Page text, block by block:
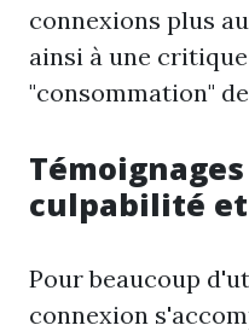
connexions plus
ainsi à une
"consommation"
culpabilité
Pour beaucoup
connexion